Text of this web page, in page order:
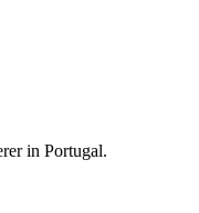
in Portugal.